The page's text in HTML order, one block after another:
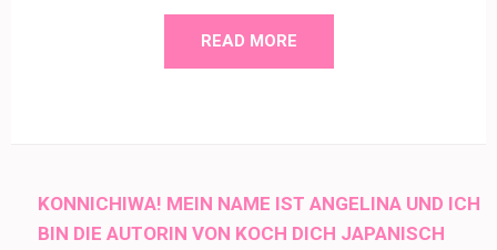
READ MORE
KONNICHIWA! MEIN NAME IST ANGELINA UND ICH
BIN DIE AUTORIN VON KOCH DICH JAPANISCH